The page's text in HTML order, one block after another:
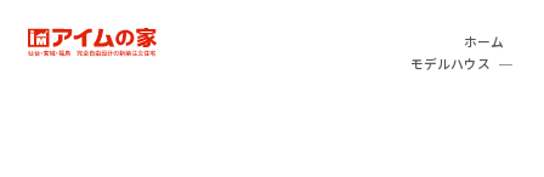
ホーム
モデルハウス